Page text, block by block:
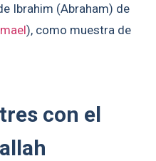
Ibrahim (Abraham) de
), como muestra de
con el